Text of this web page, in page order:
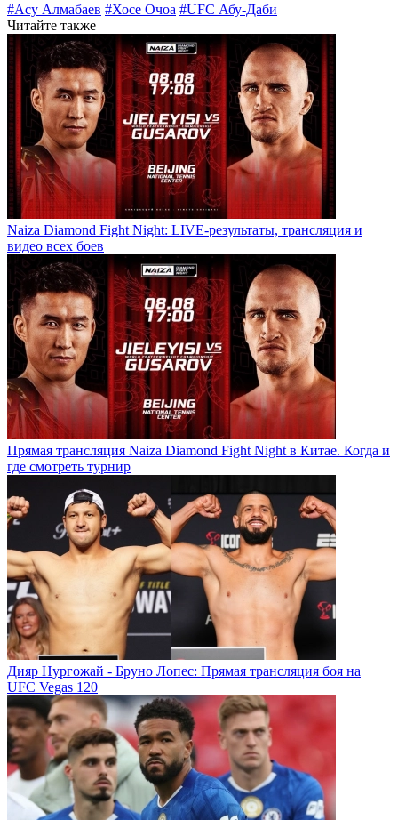
#Асу Алмабаев #Хосе Очоа #UFC Абу-Даби
Читайте также
Naiza Diamond Fight Night: LIVE-результаты, трансляция и
видео всех боев
Прямая трансляция Naiza Diamond Fight Night в Китае. Когда и
где смотреть турнир
Дияр Нургожай - Бруно Лопес: Прямая трансляция боя на
UFC Vegas 120